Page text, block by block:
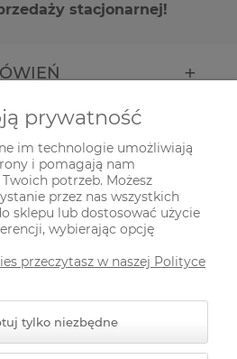
stacjonarnej!
prywatność
im technologie umożliwiają
i pomagają nam
potrzeb. Możesz
przez nas wszystkich
sklepu lub dostosować użycie
wybierając opcję
przeczytasz w naszej Polityce
tylko niezbędne